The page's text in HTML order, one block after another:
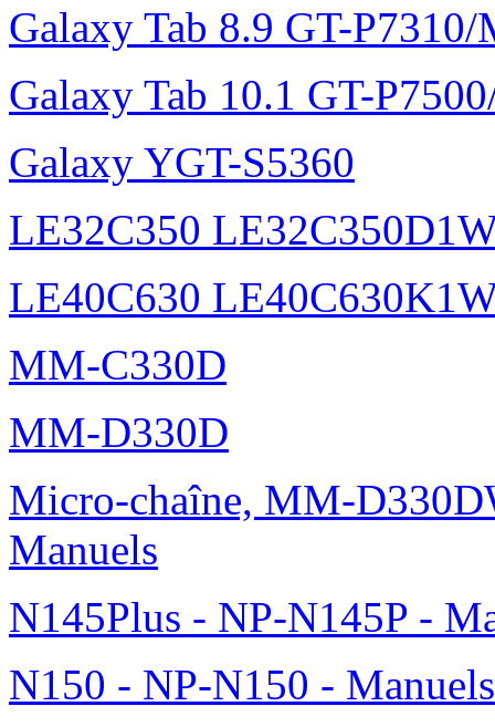
Galaxy Tab 8.9 GT-P7310/
Galaxy Tab 10.1 GT-
Galaxy YGT-S5360
LE32C350
LE40C630
MM-C330D
MM-D330D
Micro-chaîne, MM-
Manuels
N145Plus - NP-N145P -
N150 - NP-N150 - Manuels